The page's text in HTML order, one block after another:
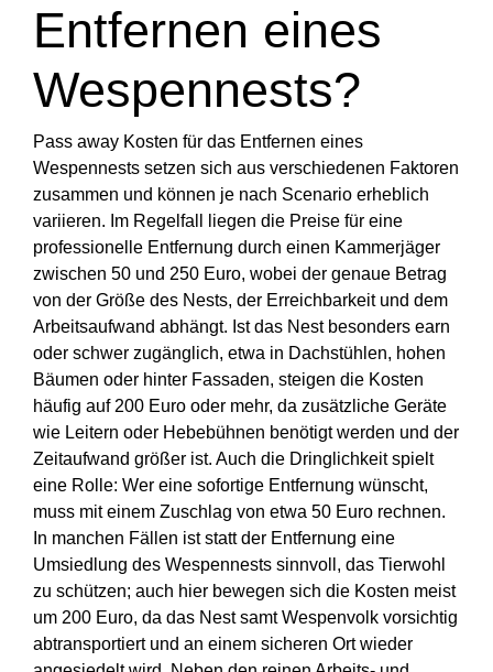
Entfernen eines
Wespennests?
Pass away Kosten für das Entfernen eines
Wespennests setzen sich aus verschiedenen Faktoren
zusammen und können je nach Scenario erheblich
variieren. Im Regelfall liegen die Preise für eine
professionelle Entfernung durch einen Kammerjäger
zwischen 50 und 250 Euro, wobei der genaue Betrag
von der Größe des Nests, der Erreichbarkeit und dem
Arbeitsaufwand abhängt. Ist das Nest besonders earn
oder schwer zugänglich, etwa in Dachstühlen, hohen
Bäumen oder hinter Fassaden, steigen die Kosten
häufig auf 200 Euro oder mehr, da zusätzliche Geräte
wie Leitern oder Hebebühnen benötigt werden und der
Zeitaufwand größer ist. Auch die Dringlichkeit spielt
eine Rolle: Wer eine sofortige Entfernung wünscht,
muss mit einem Zuschlag von etwa 50 Euro rechnen.
In manchen Fällen ist statt der Entfernung eine
Umsiedlung des Wespennests sinnvoll, das Tierwohl
zu schützen; auch hier bewegen sich die Kosten meist
um 200 Euro, da das Nest samt Wespenvolk vorsichtig
abtransportiert und an einem sicheren Ort wieder